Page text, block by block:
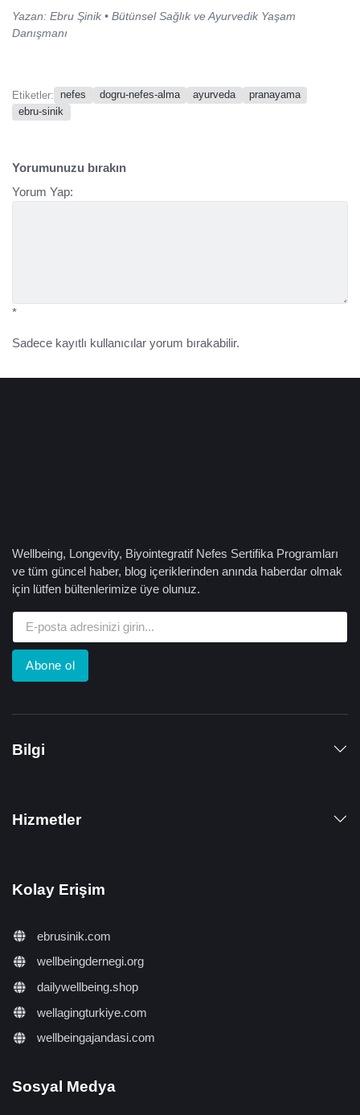
Yazan: Ebru Şinik • Bütünsel Sağlık ve Ayurvedik Yaşam
Danışmanı
Etiketler: nefes dogru-nefes-alma ayurveda
pranayama
ebru-sinik
Yorumunuzu bırakın
Yorum Yap:
*
Sadece kayıtlı kullanıcılar yorum bırakabilir.
Wellbeing, Longevity, Biyointegratif Nefes Sertifika Programları
ve tüm güncel haber, blog içeriklerinden anında haberdar olmak
için lütfen bültenlerimize üye olunuz.
Abone ol
Bilgi
Hizmetler
Kolay Erişim
ebrusinik.com
wellbeingdernegi.org
dailywellbeing.shop
wellagingturkiye.com
wellbeingajandasi.com
Sosyal Medya